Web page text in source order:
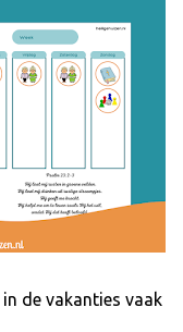
de vakanties vaak